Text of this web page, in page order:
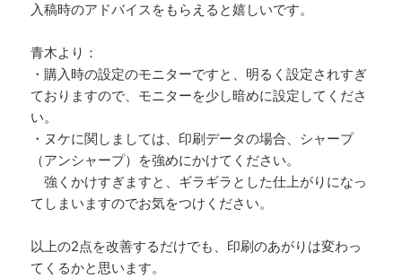
入稿時のアドバイスをもらえると嬉しいです。
青木より：
・購入時の設定のモニターですと、明るく設定されすぎ
ておりますので、モニターを少し暗めに設定してくださ
い。
・ヌケに関しましては、印刷データの場合、シャープ
（アンシャープ）を強めにかけてください。
強くかけすぎますと、ギラギラとした仕上がりになっ
てしまいますのでお気をつけください。
以上の2点を改善するだけでも、印刷のあがりは変わっ
てくるかと思います。